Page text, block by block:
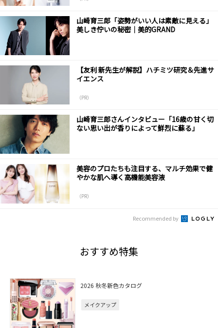
山崎育三郎「姿勢がいい人は素敵に見える」
美しき佇いの秘密｜美的GRAND
【友利 新先生が解説】ハチミツ研究＆先進サ
イエンス
（PR）
山崎育三郎さんインタビュー「16歳の甘く切
ない思い出が香りによって鮮烈に蘇る」
美容のプロたちも注目する、マルチ効果で健
やかな肌へ導く高機能美容液
（PR）
Recommended by
おすすめ特集
2026 秋冬新色カタログ
メイクアップ